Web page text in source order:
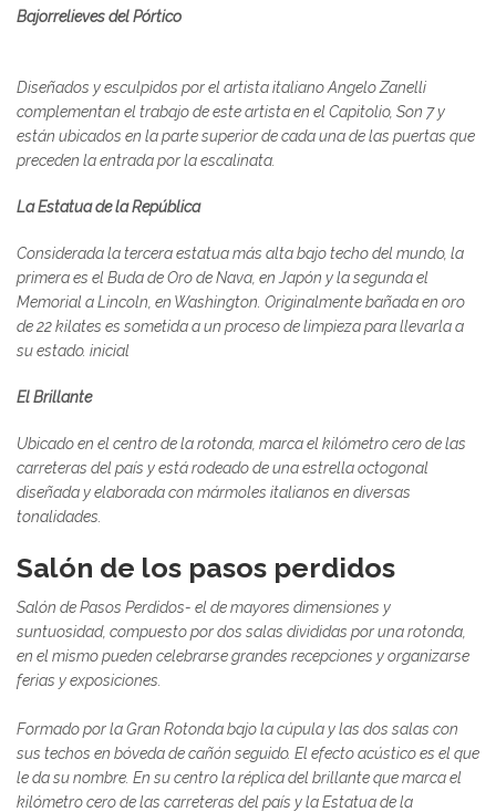
Bajorrelieves del Pórtico
Diseñados y esculpidos por el artista italiano Angelo Zanelli
complementan el trabajo de este artista en el Capitolio, Son 7 y
están ubicados en la parte superior de cada una de las puertas que
preceden la entrada por la escalinata.
La Estatua de la República
Considerada la tercera estatua más alta bajo techo del mundo, la
primera es el Buda de Oro de Nava, en Japón y la segunda el
Memorial a Lincoln, en Washington. Originalmente bañada en oro
de 22 kilates es sometida a un proceso de limpieza para llevarla a
su estado. inicial
El Brillante
Ubicado en el centro de la rotonda, marca el kilómetro cero de las
carreteras del país y está rodeado de una estrella octogonal
diseñada y elaborada con mármoles italianos en diversas
tonalidades.
Salón de los pasos perdidos
Salón de Pasos Perdidos- el de mayores dimensiones y
suntuosidad, compuesto por dos salas divididas por una rotonda,
en el mismo pueden celebrarse grandes recepciones y organizarse
ferias y exposiciones.
Formado por la Gran Rotonda bajo la cúpula y las dos salas con
sus techos en bóveda de cañón seguido. El efecto acústico es el que
le da su nombre. En su centro la réplica del brillante que marca el
kilómetro cero de las carreteras del país y la Estatua de la